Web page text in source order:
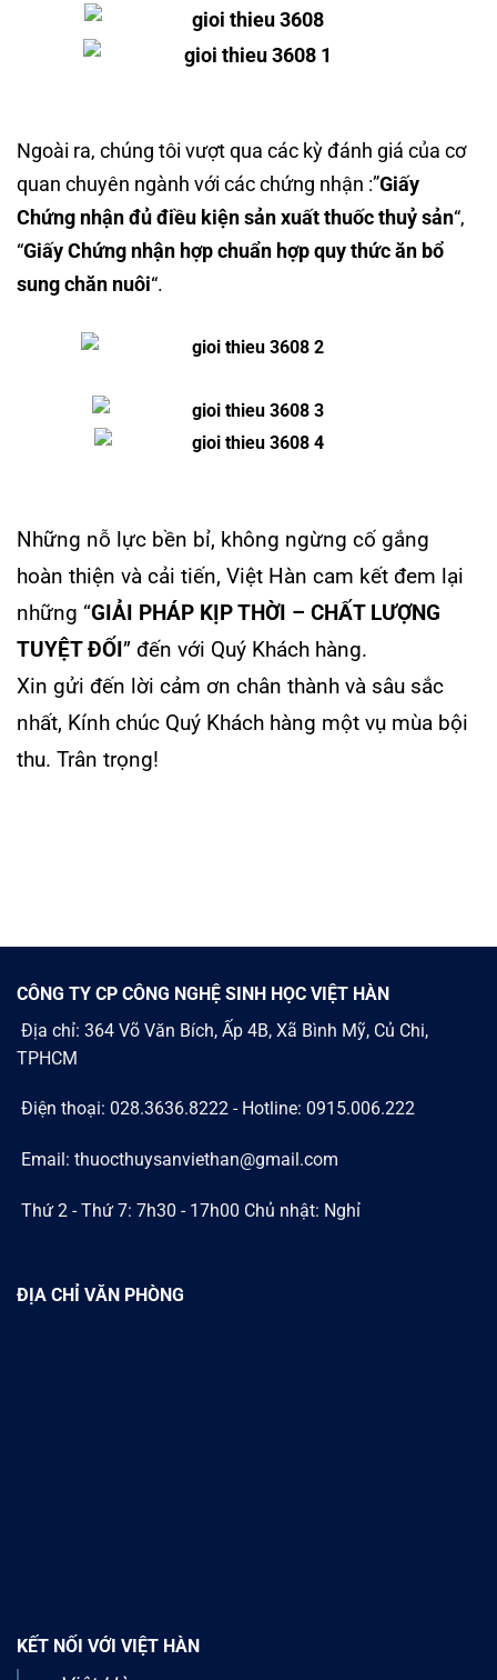
Ngoài ra, chúng tôi vượt qua các kỳ đánh giá của cơ
quan chuyên ngành với các chứng nhận :”Giấy
Chứng nhận đủ điều kiện sản xuất thuốc thuỷ sản“,
“Giấy Chứng nhận hợp chuẩn hợp quy thức ăn bổ
sung chăn nuôi“.
Những nỗ lực bền bỉ, không ngừng cố gắng
hoàn thiện và cải tiến, Việt Hàn cam kết đem lại
những “GIẢI PHÁP KỊP THỜI – CHẤT LƯỢNG
TUYỆT ĐỐI” đến với Quý Khách hàng.
Xin gửi đến lời cảm ơn chân thành và sâu sắc
nhất, Kính chúc Quý Khách hàng một vụ mùa bội
thu. Trân trọng!
CÔNG TY CP CÔNG NGHỆ SINH HỌC VIỆT HÀN
Địa chỉ: 364 Võ Văn Bích, Ấp 4B, Xã Bình Mỹ, Củ Chi,
TPHCM
Điện thoại: 028.3636.8222 - Hotline: 0915.006.222
Email: thuocthuysanviethan@gmail.com
Thứ 2 - Thứ 7: 7h30 - 17h00 Chủ nhật: Nghỉ
ĐỊA CHỈ VĂN PHÒNG
KẾT NỐI VỚI VIỆT HÀN